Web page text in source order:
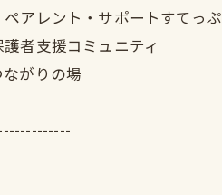
アレント・サポートすてっぷ
者支援コミュニティ
がりの場